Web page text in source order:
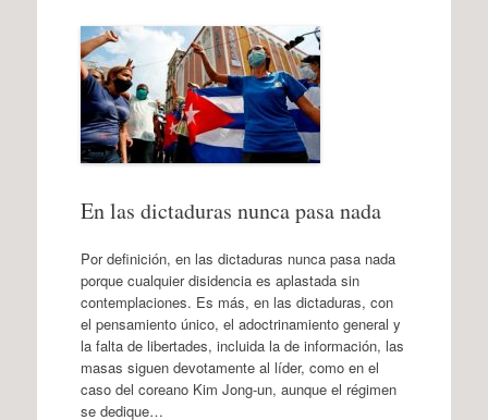
En las dictaduras nunca pasa nada
Por definición, en las dictaduras nunca pasa nada
porque cualquier disidencia es aplastada sin
contemplaciones. Es más, en las dictaduras, con
el pensamiento único, el adoctrinamiento general y
la falta de libertades, incluida la de información, las
masas siguen devotamente al líder, como en el
caso del coreano Kim Jong-un, aunque el régimen
se dedique…